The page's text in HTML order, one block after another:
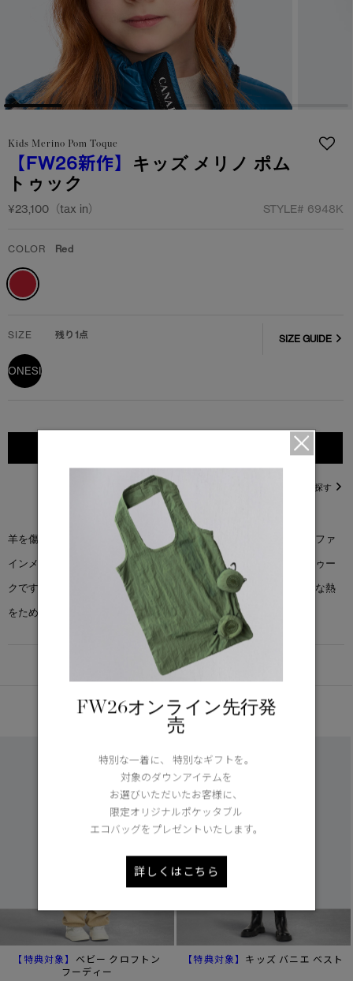
メイドインジャパンTシャツ
アウターウェア
アパレル
アクセサリー
フットウェア
メイドインジャパンTシャツ
アウターウェア
アパレル
アクセサリー
フットウェア
Kids Merino Pom Toque
【FW26新作】 キッズ メリノ ポム
トゥック
¥23,100（tax in） STYLE# 6948K
COLOR Red
SIZE 残り1点
ONESIZE
SIZE GUIDE
直営店在庫を探す
羊を傷つけない方法で紡糸を行うミュールシングフリーのウルトラファ
インメリノウール１００％をダブルレイヤーで編み込んだキッズトゥー
クです。ぴったりとしたフィットで高い保温性を発揮しながら余分な熱
をためこみません。
DETAIL
あなたへのおすすめ
【特典対象】
ベビー クロフトン
フーディー
【特典対象】 キッズ バニエ ベスト
FW26オンライン先行発
売
特別な一着に、 特別なギフトを。
対象のダウンアイテムを
お選びいただいたお客様に、
限定オリジナルポケッタブル
エコバッグをプレゼントいたします。
詳しくはこちら